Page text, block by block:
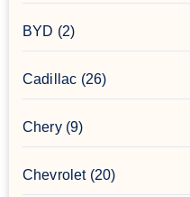
BYD (2)
Cadillac (26)
Chery(9)
Chevrolet(20)